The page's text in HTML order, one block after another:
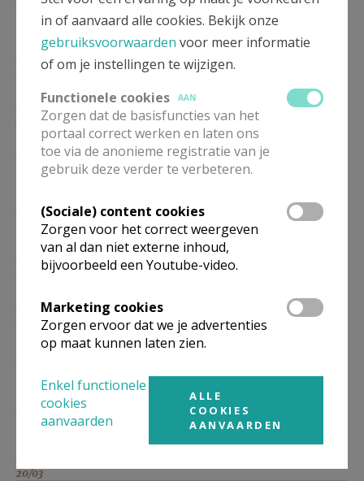
16/01
23/01
17.00 Eucharistie
30/01
17.00 Eucharistie
06/02
17.00 Eucharistie
17.00 Eucharistie
20/02
17.00 Eucharistie
27/02
17.00 Eucharistie
17.00 Eucharistie
20/03
in of aanvaard alle cookies. Bekijk onze
gebruiksvoorwaarden voor meer informatie
of om je instellingen te wijzigen.
Functionele cookies
AAN
Zorgen dat de basisfuncties van het
portaal correct werken en laten ons
toe via de anonieme registratie van je
gebruik deze verder te verbeteren.
(Sociale) content cookies
Zorgen voor het correct weergeven
van al dan niet externe inhoud,
bijvoorbeeld een Youtube-video.
Marketing cookies
Zorgen ervoor dat we je advertenties
op maat kunnen laten zien.
Enkel functionele
cookies
aanvaarden
ALLE
COOKIES
AANVAARDEN